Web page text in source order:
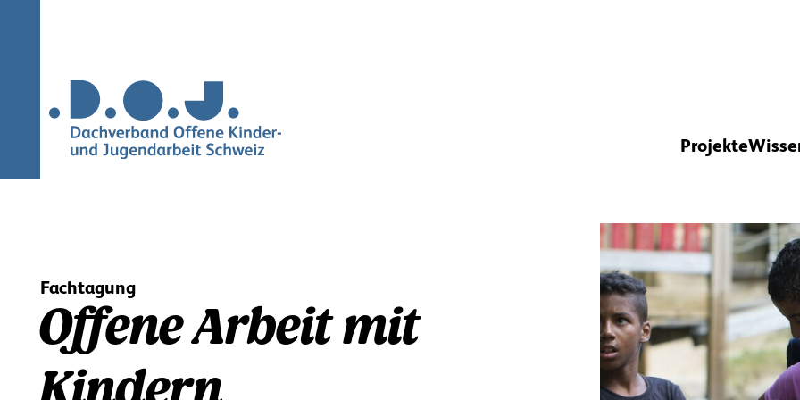
Navigation
Projekte
Fachtagung
Offene Arbeit mit